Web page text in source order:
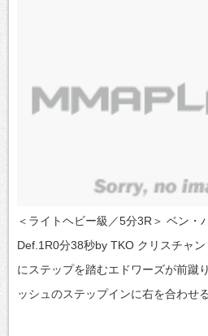
＜ライトヘビー級／5分3R＞ ベン・
Def.1R0分38秒by TKO クリスチャ
にステップを踏むエドワーズが前蹴
ッシュのステップインに右を合わせ